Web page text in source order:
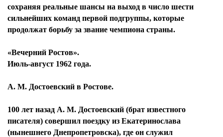
сохраняя реальные шансы на выход в число шести
сильнейших команд первой подгруппы, которые
продолжат борьбу за звание чемпиона страны.
«Вечерний Ростов».
Июль-август 1962 года.
А. М. Достоевский в Ростове.
100 лет назад А. М. Достоевский (брат известного
писателя) совершил поездку из Екатеринослава
(нынешнего Днепропетровска), где он служил
Я согласен сполитикой конфиденциальности и
защиты информации*